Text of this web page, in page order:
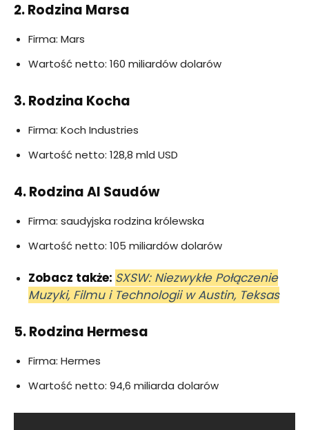
2. Rodzina Marsa
Firma: Mars
Wartość netto: 160 miliardów dolarów
3. Rodzina Kocha
Firma: Koch Industries
Wartość netto: 128,8 mld USD
4. Rodzina Al Saudów
Firma: saudyjska rodzina królewska
Wartość netto: 105 miliardów dolarów
Zobacz także: SXSW: Niezwykłe Połączenie
Muzyki, Filmu i Technologii w Austin, Teksas
5. Rodzina Hermesa
Firma: Hermes
Wartość netto: 94,6 miliarda dolarów